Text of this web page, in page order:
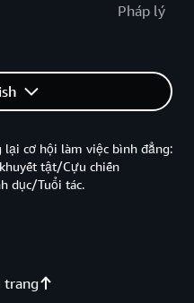
Pháp lý
trang
lại cơ hội làm việc bình đẳng:
tật/Cựu chiến
dục/Tuổi tác.